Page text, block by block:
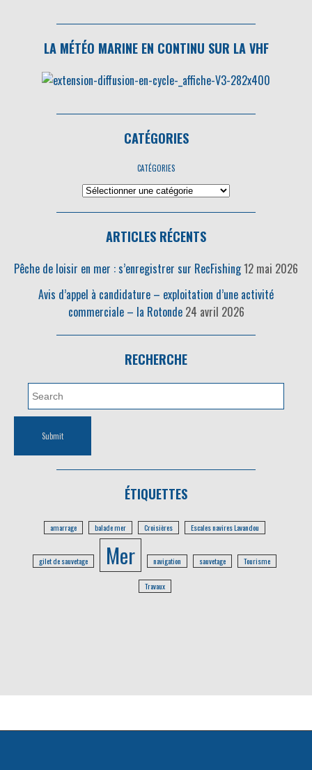
LA MÉTÉO MARINE EN CONTINU SUR LA VHF
CATÉGORIES
CATÉGORIES
ARTICLES RÉCENTS
Pêche de loisir en mer : s’enregistrer sur RecFishing12 mai 2026
Avis d’appel à candidature – exploitation d’une activité
commerciale – la Rotonde 24 avril 2026
RECHERCHE
ÉTIQUETTES
amarrage balade mer Croisières Escales navires Lavandou
gilet de sauvetage Mer navigation sauvetage Tourisme
Travaux